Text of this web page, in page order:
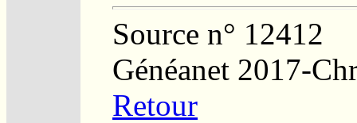
Source n° 12412
Généanet 2017-
Retour